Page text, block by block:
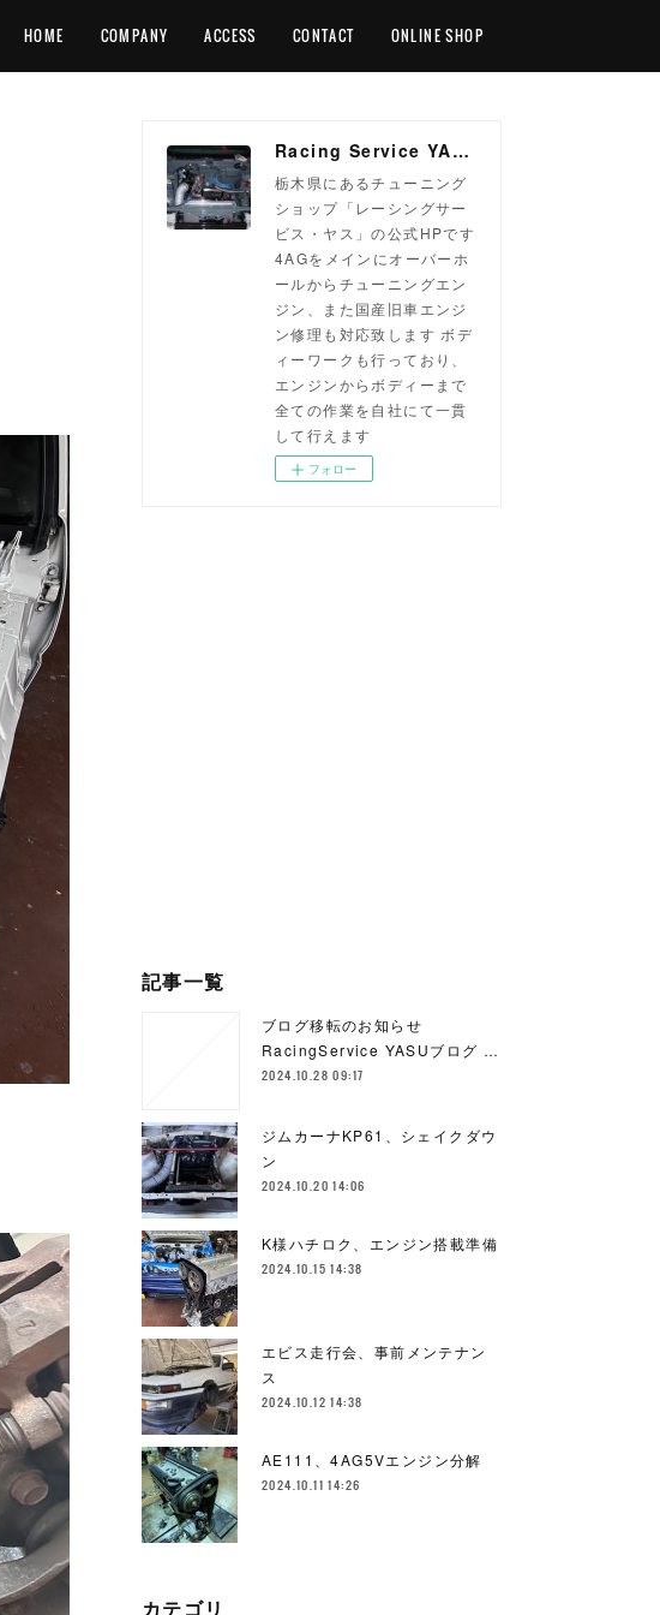
HOME COMPANY ACCESS CONTACT ONLINE SHOP
Racing Service YASU ~total tuning proshop~
栃木県にあるチューニング
ショップ「レーシングサー
ビス・ヤス」の公式HPです
4AGをメインにオーバーホ
ールからチューニングエン
ジン、また国産旧車エンジ
ン修理も対応致します ボデ
ィーワークも行っており、
エンジンからボディーまで
全ての作業を自社にて一貫
して行えます
フォロー
記事一覧
ブログ移転のお知らせ
RacingService YASUブログ …
2024.10.28 09:17
ジムカーナKP61、シェイクダウ
ン
2024.10.20 14:06
K様ハチロク、エンジン搭載準備
2024.10.15 14:38
エビス走行会、事前メンテナン
ス
2024.10.12 14:38
AE111、4AG5Vエンジン分解
2024.10.11 14:26
カテゴリ